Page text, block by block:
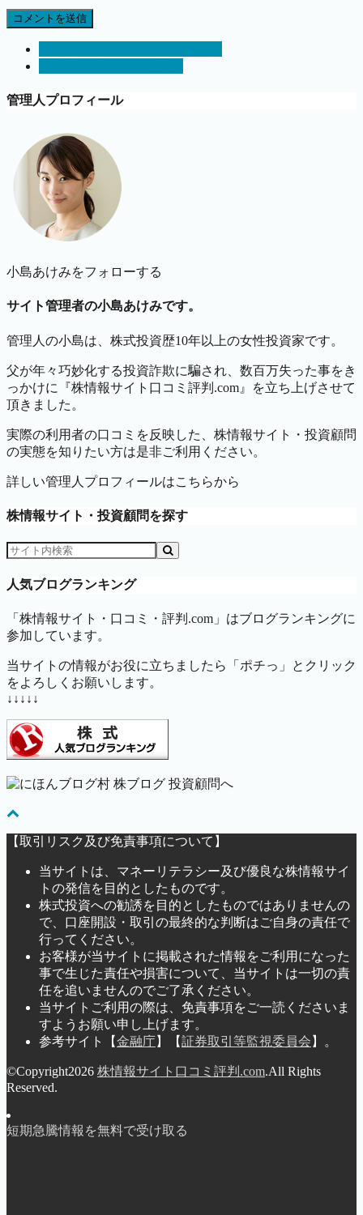
管理人プロフィール
小島あけみをフォローする
サイト管理者の小島あけみです。
管理人の小島は、株式投資歴10年以上の女性投資家です。
父が年々巧妙化する投資詐欺に騙され、数百万失った事をき
っかけに『株情報サイト口コミ評判.com』を立ち上げさせて
頂きました。
実際の利用者の口コミを反映した、株情報サイト・投資顧問
の実態を知りたい方は是非ご利用ください。
詳しい管理人プロフィールはこちらから
株情報サイト・投資顧問を探す
人気ブログランキング
「株情報サイト・口コミ・評判.com」はブログランキングに
参加しています。
当サイトの情報がお役に立ちましたら「ポチっ」とクリック
をよろしくお願いします。
↓↓↓↓↓
【取引リスク及び免責事項について】
当サイトは、マネーリテラシー及び優良な株情報サイ
トの発信を目的としたものです。
株式投資への勧誘を目的としたものではありませんの
で、口座開設・取引の最終的な判断はご自身の責任で
行ってください。
お客様が当サイトに掲載された情報をご利用になった
事で生じた責任や損害について、当サイトは一切の責
任を追いませんのでご了承ください。
当サイトご利用の際は、免責事項をご一読くださいま
すようお願い申し上げます。
参考サイト【金融庁】【証券取引等監視委員会 】。
©Copyright2026 株情報サイト口コミ評判.com.All Rights
Reserved.
短期急騰情報を無料で受け取る